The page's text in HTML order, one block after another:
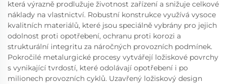
která výrazně prodlužuje životnost zařízení a snižuje celkové
náklady na vlastnictví. Robustní konstrukce využívá vysoce
kvalitních materiálů, které jsou speciálně vybrány pro jejich
odolnost proti opotřebení, ochranu proti korozi a
strukturální integritu za náročných provozních podmínek.
Pokročilé metalurgické procesy vytvářejí ložiskové povrchy
s vynikající tvrdostí, které odolávají opotřebení i po
milionech provozních cyklů. Uzavřený ložiskový design